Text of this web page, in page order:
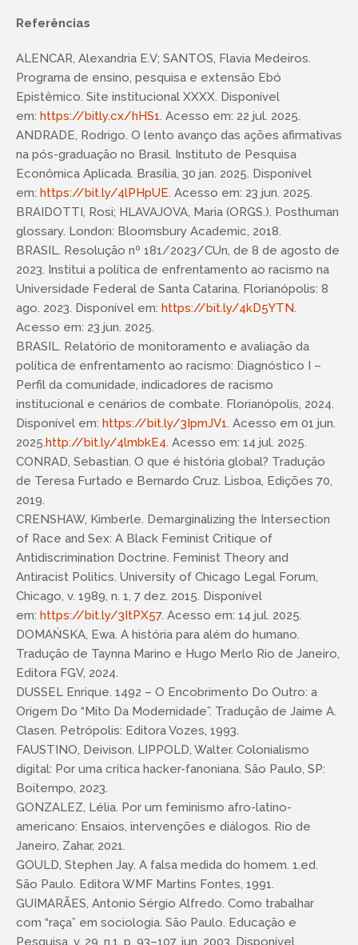
Referências
ALENCAR, Alexandria E.V; SANTOS, Flavia Medeiros.
Programa de ensino, pesquisa e extensão Ebó
Epistêmico. Site institucional XXXX. Disponível
em: https://bitly.cx/hHS1. Acesso em: 22 jul. 2025.
ANDRADE, Rodrigo. O lento avanço das ações afirmativas
na pós-graduação no Brasil. Instituto de Pesquisa
Econômica Aplicada. Brasília, 30 jan. 2025. Disponível
em: https://bit.ly/4lPHpUE. Acesso em: 23 jun. 2025.
BRAIDOTTI, Rosi; HLAVAJOVA, Maria (ORGS.). Posthuman
glossary. London: Bloomsbury Academic, 2018.
BRASIL. Resolução nº 181/2023/CUn, de 8 de agosto de
2023. Institui a política de enfrentamento ao racismo na
Universidade Federal de Santa Catarina. Florianópolis: 8
ago. 2023. Disponível em: https://bit.ly/4kD5YTN.
Acesso em: 23 jun. 2025.
BRASIL. Relatório de monitoramento e avaliação da
política de enfrentamento ao racismo: Diagnóstico I –
Perfil da comunidade, indicadores de racismo
institucional e cenários de combate. Florianópolis, 2024.
Disponível em: https://bit.ly/3IpmJV1. Acesso em 01 jun.
2025.http://bit.ly/4lmbkE4. Acesso em: 14 jul. 2025.
CONRAD, Sebastian. O que é história global? Tradução
de Teresa Furtado e Bernardo Cruz. Lisboa, Edições 70,
2019.
CRENSHAW, Kimberle. Demarginalizing the Intersection
of Race and Sex: A Black Feminist Critique of
Antidiscrimination Doctrine. Feminist Theory and
Antiracist Politics. University of Chicago Legal Forum,
Chicago, v. 1989, n. 1, 7 dez. 2015. Disponível
em: https://bit.ly/3ItPX57. Acesso em: 14 jul. 2025.
DOMAŃSKA, Ewa. A história para além do humano.
Tradução de Taynna Marino e Hugo Merlo Rio de Janeiro,
Editora FGV, 2024.
DUSSEL Enrique. 1492 – O Encobrimento Do Outro: a
Origem Do “Mito Da Modernidade”. Tradução de Jaime A.
Clasen. Petrópolis: Editora Vozes, 1993.
FAUSTINO, Deivison. LIPPOLD, Walter. Colonialismo
digital: Por uma crítica hacker-fanoniana. São Paulo, SP:
Boitempo, 2023.
GONZALEZ, Lélia. Por um feminismo afro-latino-
americano: Ensaios, intervenções e diálogos. Rio de
Janeiro, Zahar, 2021.
GOULD, Stephen Jay. A falsa medida do homem. 1.ed.
São Paulo. Editora WMF Martins Fontes, 1991.
GUIMARÃES, Antonio Sérgio Alfredo. Como trabalhar
com “raça” em sociologia. São Paulo. Educação e
Pesquisa, v. 29, n.1, p. 93–107, jun. 2003. Disponível